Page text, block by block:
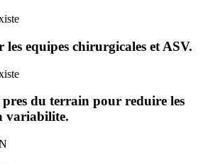
equipes chirurgicales et ASV.
du terrain pour reduire les
variabilite.